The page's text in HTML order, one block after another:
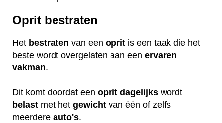
Oprit bestraten
Het bestraten van een oprit is een taak die het
beste wordt overgelaten aan een ervaren
vakman.
Dit komt doordat een oprit dagelijks wordt
belast met het gewicht van één of zelfs
meerdere auto's.